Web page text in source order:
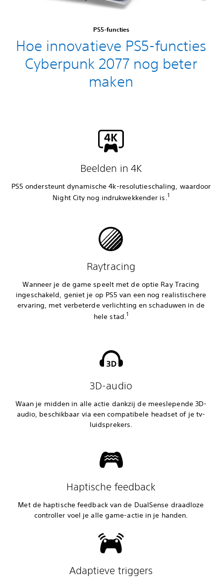
PS5-functies
Hoe innovatieve PS5-functies
Cyberpunk 2077 nog beter
maken
Beelden in 4K
PS5 ondersteunt dynamische 4k-resolutieschaling, waardoor
Night City nog indrukwekkender is. 1
Raytracing
Wanneer je de game speelt met de optie Ray Tracing
ingeschakeld, geniet je op PS5 van een nog realistischere
ervaring, met verbeterde verlichting en schaduwen in de
hele stad.1
‎3D-audio
Waan je midden in alle actie dankzij de meeslepende 3D-
audio, beschikbaar via een compatibele headset of je tv-
luidsprekers.
Haptische feedback
Met de haptische feedback van de DualSense draadloze
controller voel je alle game-actie in je handen.
Adaptieve triggers